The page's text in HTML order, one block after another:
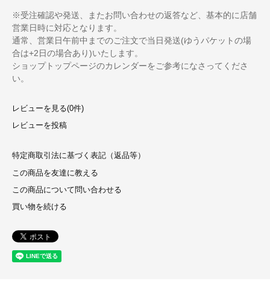
※受注確認や発送、またお問い合わせの返答など、基本的に店舗
営業日時に対応となります。
通常、営業日午前中までのご注文で当日発送(ゆうパケットの場
合は+2日の場合あり)いたします。
ショップトップページのカレンダーをご参考になさってくださ
い。
レビューを見る(0件)
レビューを投稿
特定商取引法に基づく表記（返品等）
この商品を友達に教える
この商品について問い合わせる
買い物を続ける